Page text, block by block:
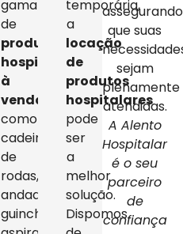
gama
de
produtos
hospitalares
à
venda
como
cadeiras
de
rodas,
andadores,
guinchos,
temporária,
a
locação
de
produtos
hospitalares
pode
ser
a
melhor
solução.
Dispomos
assegurando
que suas
sejam
plenamente
atendidas.
A Alento
Hospitalar
é o seu
parceiro
de
confiança